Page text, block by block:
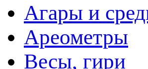
Агары и
Ареометры
Весы, гири